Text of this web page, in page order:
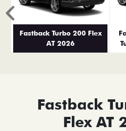
Fastback Turbo 200 Flex
AT 2026
Anterior
Fastback
Flex AT